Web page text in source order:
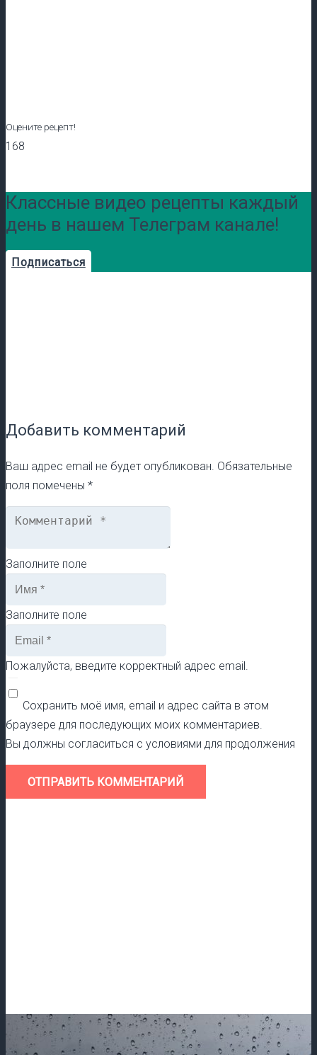
Оцените рецепт!
168
Классные видео рецепты каждый
день в нашем Телеграм канале!
Подписаться
Добавить комментарий
Ваш адрес email не будет опубликован. Обязательные
поля помечены *
Заполните поле
Заполните поле
Пожалуйста, введите корректный адрес email.
Сохранить моё имя, email и адрес сайта в этом
браузере для последующих моих комментариев.
Вы должны согласиться с условиями для продолжения
ОТПРАВИТЬ КОММЕНТАРИЙ